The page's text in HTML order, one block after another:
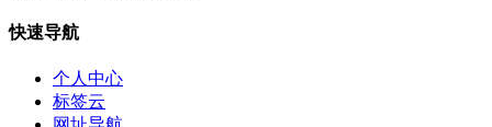
快速导航
个人中心
标签云